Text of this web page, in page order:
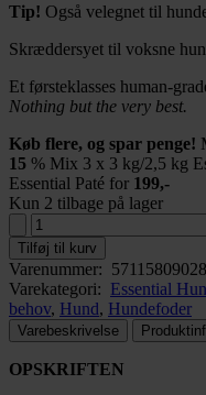
Tip! Også velegnet til
Skræddersyet til voksne
Et førsteklasses human-
Nothing but the very best.
Køb flere, og spar penge!
15 % Mix 3 x 3 kg/2,5 kg
Essential Paté for 199,-
Kun 2 tilbage på lager
Tilføj til kurv
Varenummer:
Varekategori: Essential
behov, Hund, Hundefoder
Varebeskrivelse
OPSKRIFTEN